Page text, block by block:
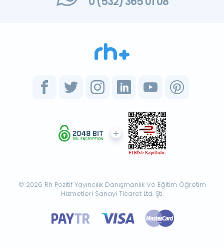
© 2026 Rh Pozitif Yayıncılık Danışmanlık Ve Eğitim Öğretim
Hizmetleri Sanayi Ticaret Ltd. Şti.